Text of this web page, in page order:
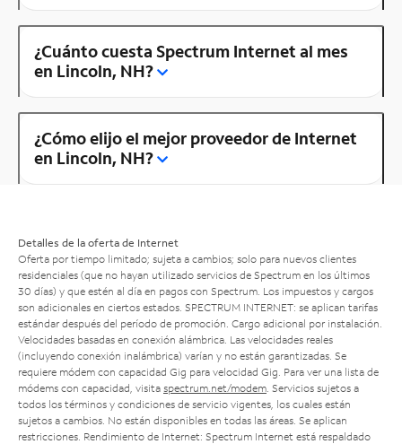
¿Cuánto cuesta Spectrum Internet al mes
en Lincoln, NH?
¿Cómo elijo el mejor proveedor de Internet
en Lincoln, NH?
Detalles de la oferta de Internet
Oferta por tiempo limitado; sujeta a cambios; solo para nuevos clientes
residenciales (que no hayan utilizado servicios de Spectrum en los últimos
30 días) y que estén al día en pagos con Spectrum. Los impuestos y cargos
son adicionales en ciertos estados. SPECTRUM INTERNET: se aplican tarifas
estándar después del período de promoción. Cargo adicional por instalación.
Velocidades basadas en conexión alámbrica. Las velocidades reales
(incluyendo conexión inalámbrica) varían y no están garantizadas. Se
requiere módem con capacidad Gig para velocidad Gig. Para ver una lista de
módems con capacidad, visita spectrum.net/modem . Servicios sujetos a
todos los términos y condiciones de servicio vigentes, los cuales están
sujetos a cambios. No están disponibles en todas las áreas. Se aplican
restricciones. Rendimiento de Internet: Spectrum Internet está respaldado